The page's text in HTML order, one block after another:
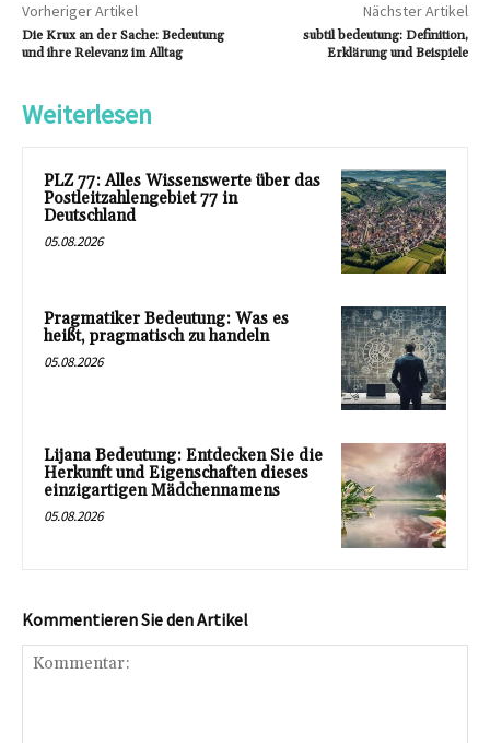
Vorheriger Artikel
Die Krux an der Sache: Bedeutung
und ihre Relevanz im Alltag
Nächster Artikel
subtil bedeutung: Definition,
Erklärung und Beispiele
Weiterlesen
PLZ 77: Alles Wissenswerte über das
Postleitzahlengebiet 77 in
Deutschland
05.08.2026
Pragmatiker Bedeutung: Was es
heißt, pragmatisch zu handeln
05.08.2026
Lijana Bedeutung: Entdecken Sie die
Herkunft und Eigenschaften dieses
einzigartigen Mädchennamens
05.08.2026
Kommentieren Sie den Artikel